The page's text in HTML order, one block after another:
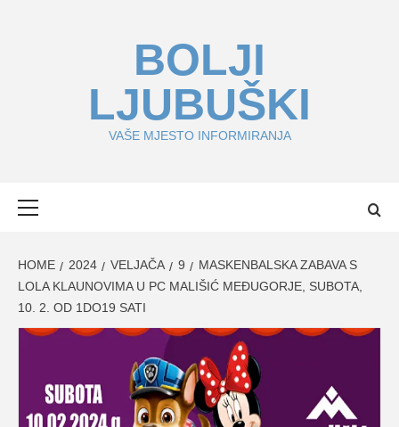
BOLJI
LJUBUŠKI
VAŠE MJESTO INFORMIRANJA
HOME 2024 VELJAČA 9
MASKENBALSKA ZABAVA S
LOLA KLAUNOVIMA U PC MALIŠIĆ MEĐUGORJE, SUBOTA,
10. 2. OD 1DO19 SATI